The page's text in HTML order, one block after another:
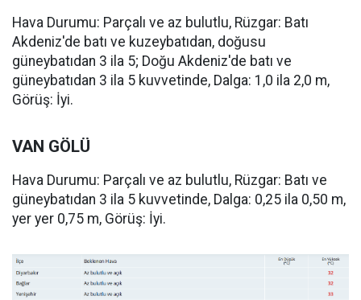
Hava Durumu: Parçalı ve az bulutlu, Rüzgar: Batı
Akdeniz'de batı ve kuzeybatıdan, doğusu
güneybatıdan 3 ila 5; Doğu Akdeniz'de batı ve
güneybatıdan 3 ila 5 kuvvetinde, Dalga: 1,0 ila 2,0 m,
Görüş: İyi.
VAN GÖLÜ
Hava Durumu: Parçalı ve az bulutlu, Rüzgar: Batı ve
güneybatıdan 3 ila 5 kuvvetinde, Dalga: 0,25 ila 0,50 m,
yer yer 0,75 m, Görüş: İyi.